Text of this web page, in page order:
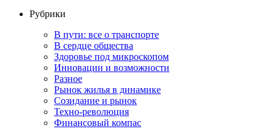
Рубрики
В пути: все о транспорте
В сердце общества
Здоровье под микроскопом
Инновации и возможности
Разное
Рынок жилья в динамике
Созидание и рынок
Техно-революция
Финансовый компас